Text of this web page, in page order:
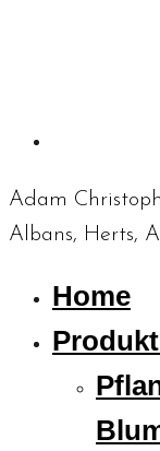
Adam
Albans, Herts,
Home